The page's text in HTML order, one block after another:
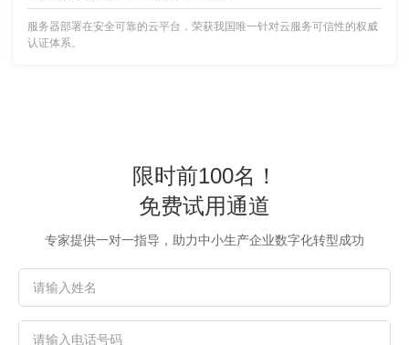
服务器部署在安全可靠的云平台，荣获我国唯一针对云服务可信性的权威
认证体系。
限时前100名！
免费试用通道
专家提供一对一指导，助力中小生产企业数字化转型成功